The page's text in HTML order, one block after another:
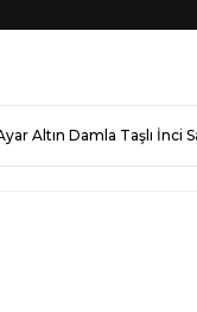
Altın Damla Taşlı İnci